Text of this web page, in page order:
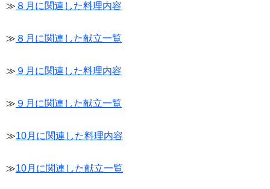
≫ ８月に関連した料理内容
≫ ８月に関連した献立一覧
≫ ９月に関連した料理内容
≫ ９月に関連した献立一覧
≫10月に関連した料理内容
≫10月に関連した献立一覧